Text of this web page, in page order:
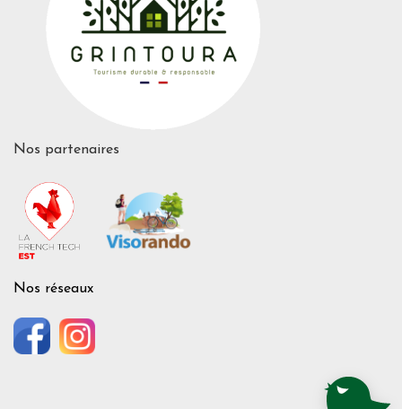
Nos partenaires
Nos réseaux